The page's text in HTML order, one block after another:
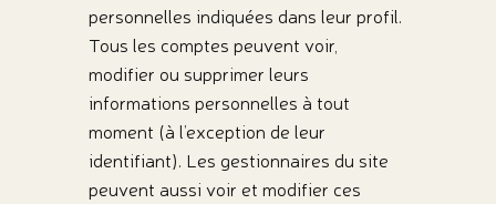
personnelles indiquées dans leur profil.
Tous les comptes peuvent voir,
modifier ou supprimer leurs
informations personnelles à tout
moment (à l’exception de leur
identifiant). Les gestionnaires du site
peuvent aussi voir et modifier ces